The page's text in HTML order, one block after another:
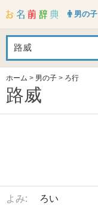
男の子
ホーム > 男の子 > ろ行
路威
よみ: ろい